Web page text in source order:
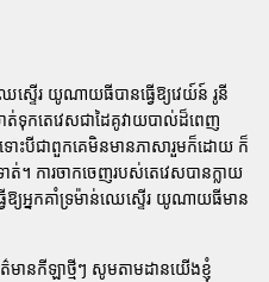
ទើរ យូណាយធីបានធ្វើឱ្យវេយ៍ន៍ រូនី
ត់ទុកតេវេសជាដៃគូវាយបាល់ដ៏ពេញ
បីជាពួកគេមិនមានភាសារួមក៏ដោយ ក៏
។ ការចាកចេញរបស់តេវេសបានក្លាយ
ឱ្យអ្នកគាំទ្រម៉ាន់ឈេស្ទើរ យូណាយធីមាន
ានកីឡាថ្មីៗ សូមតាមដានយើងខ្ញុំ